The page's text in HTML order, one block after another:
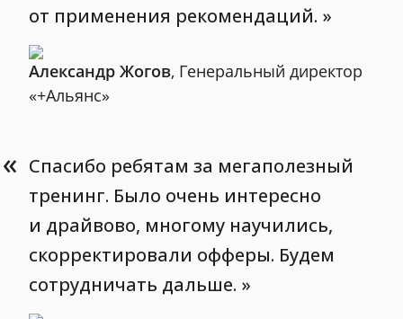
от применения рекомендаций.
Александр Жогов, Генеральный директор
«+Альянс»
« Спасибо ребятам за мегаполезный
тренинг. Было очень интересно
и драйвово, многому научились,
скорректировали офферы. Будем
сотрудничать дальше.